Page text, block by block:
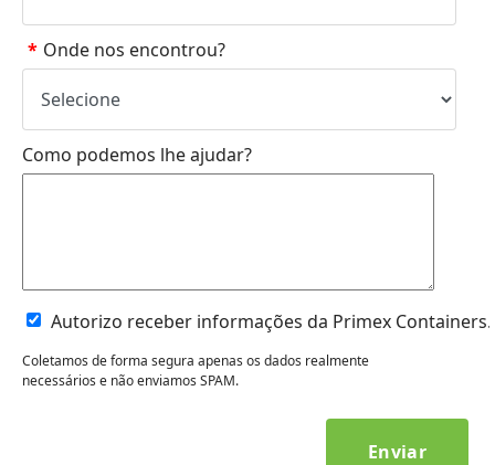
Onde nos encontrou?
*
Como podemos lhe ajudar?
Autorizo receber informações da Primex Containers.
Coletamos de forma segura apenas os dados realmente
necessários e não enviamos SPAM.
Enviar